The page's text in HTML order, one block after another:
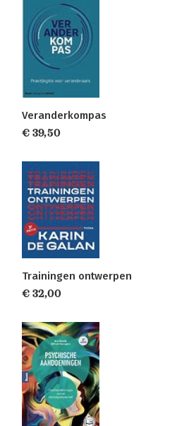
Veranderkompas
€ 39,50
Trainingen ontwerpen
€ 32,00